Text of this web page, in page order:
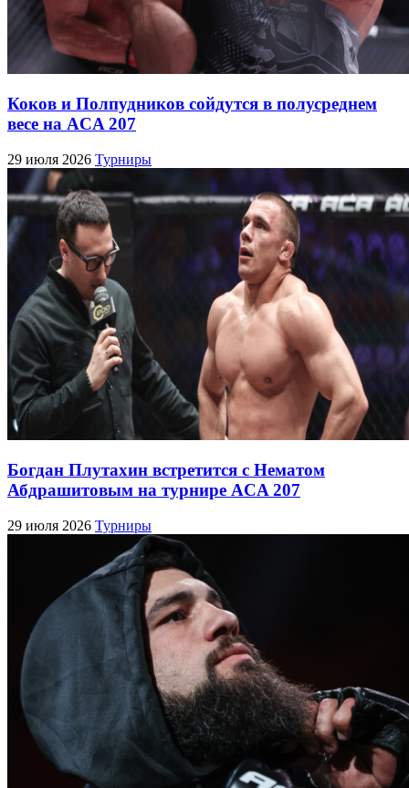
Коков и Полпудников сойдутся в полусреднем
весе на ACA 207
29 июля 2026 Турниры
Богдан Плутахин встретится с Нематом
Абдрашитовым на турнире ACA 207
29 июля 2026 Турниры